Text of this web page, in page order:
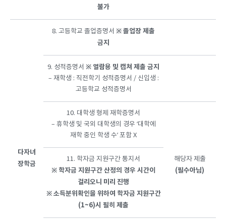
불가
다자녀
장학금
8. 고등학교 졸업증명서 ※졸업장제출
금지
9. 성적증명서 ※ 열람용 및 캡쳐 제출 금지
– 재학생 : 직전학기 성적증명서 / 신입생 :
고등학교 성적증명서
10. 대학생 형제 재학증명서
– 휴학생 및 국외 대학생의 경우 ‘대학에
재학 중인 학생 수’ 포함 X
해당자 제출
(필수아님)
11. 학자금 지원구간 통지서
※ 학자금 지원구간산정의 경우 시간이
걸리오니 미리 진행
※소득분위확인을 위하여 학자금 지원구간
(1~6)시 필히 제출